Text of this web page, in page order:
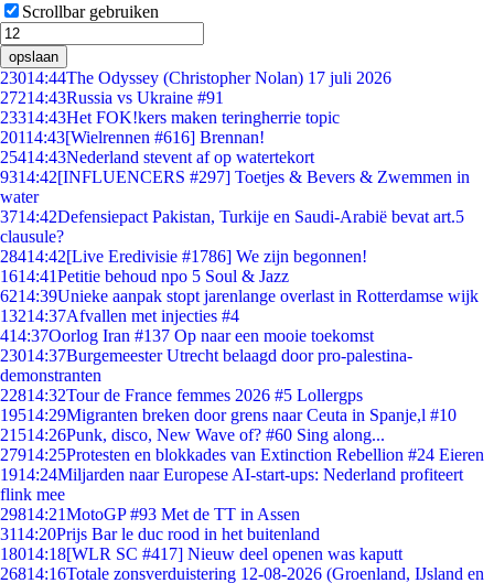
Scrollbar gebruiken
opslaan
23014:44The Odyssey (Christopher Nolan) 17 juli 2026
27214:43Russia vs Ukraine #91
23314:43Het FOK!kers maken teringherrie topic
20114:43[Wielrennen #616] Brennan!
25414:43Nederland stevent af op watertekort
9314:42[INFLUENCERS #297] Toetjes & Bevers & Zwemmen in
water
3714:42Defensiepact Pakistan, Turkije en Saudi-Arabië bevat art.5
clausule?
28414:42[Live Eredivisie #1786] We zijn begonnen!
1614:41Petitie behoud npo 5 Soul & Jazz
6214:39Unieke aanpak stopt jarenlange overlast in Rotterdamse wijk
13214:37Afvallen met injecties #4
414:37Oorlog Iran #137 Op naar een mooie toekomst
23014:37Burgemeester Utrecht belaagd door pro-palestina-
demonstranten
22814:32Tour de France femmes 2026 #5 Lollergps
19514:29Migranten breken door grens naar Ceuta in Spanje,l #10
21514:26Punk, disco, New Wave of? #60 Sing along...
27914:25Protesten en blokkades van Extinction Rebellion #24 Eieren
1914:24Miljarden naar Europese AI-start-ups: Nederland profiteert
flink mee
29814:21MotoGP #93 Met de TT in Assen
3114:20Prijs Bar le duc rood in het buitenland
18014:18[WLR SC #417] Nieuw deel openen was kaputt
26814:16Totale zonsverduistering 12-08-2026 (Groenland, IJsland en